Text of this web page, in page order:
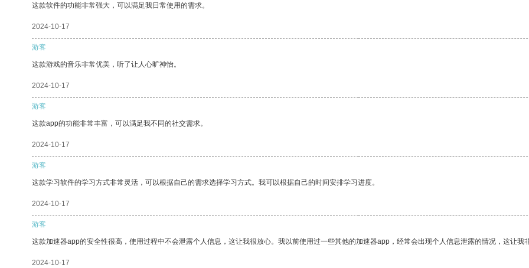
这款软件的功能非常强大，可以满足我日常使用的需求。
2024-10-17
游客
这款游戏的音乐非常优美，听了让人心旷神怡。
2024-10-17
游客
这款app的功能非常丰富，可以满足我不同的社交需求。
2024-10-17
游客
这款学习软件的学习方式非常灵活，可以根据自己的需求选择学习方式。我可以根据自己的时间安排学习进度。
2024-10-17
游客
这款加速器app的安全性很高，使用过程中不会泄露个人信息，这让我很放心。我以前使用过一些其他的加速器app，经常会出现个人信息泄露的情况，这让我
2024-10-17